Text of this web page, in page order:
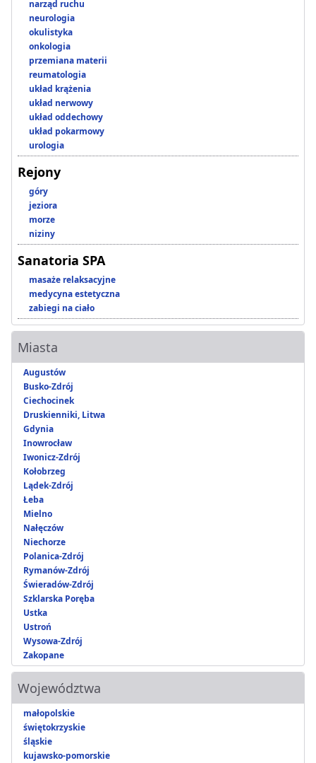
narząd ruchu
neurologia
okulistyka
onkologia
przemiana materii
reumatologia
układ krążenia
układ nerwowy
układ oddechowy
układ pokarmowy
urologia
Rejony
góry
jeziora
morze
niziny
Sanatoria SPA
masaże relaksacyjne
medycyna estetyczna
zabiegi na ciało
Miasta
Augustów
Busko-Zdrój
Ciechocinek
Druskienniki, Litwa
Gdynia
Inowrocław
Iwonicz-Zdrój
Kołobrzeg
Lądek-Zdrój
Łeba
Mielno
Nałęczów
Niechorze
Polanica-Zdrój
Rymanów-Zdrój
Świeradów-Zdrój
Szklarska Poręba
Ustka
Ustroń
Wysowa-Zdrój
Zakopane
Województwa
małopolskie
świętokrzyskie
śląskie
kujawsko-pomorskie